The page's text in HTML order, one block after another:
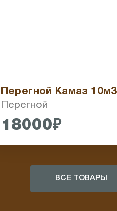
Перегной Камаз 10м3
Перегной
18000₽
ВСЕ ТОВАРЫ